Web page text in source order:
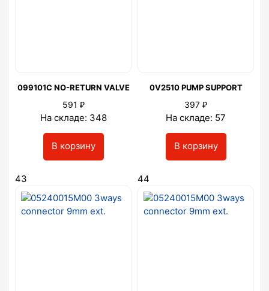
099101C NO-RETURN VALVE
591 ₽
На складе: 348
В корзину
0V2510 PUMP SUPPORT
397 ₽
На складе: 57
В корзину
43 44